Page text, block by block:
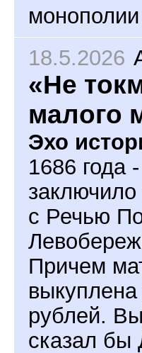
18.5.2026
«Не
малого
Эхо
1686 года
с Речью
Причем
рублей.
сказал бы